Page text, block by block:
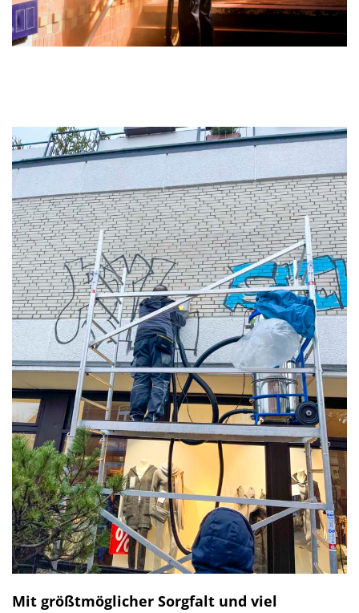
Mit größtmöglicher Sorgfalt und viel